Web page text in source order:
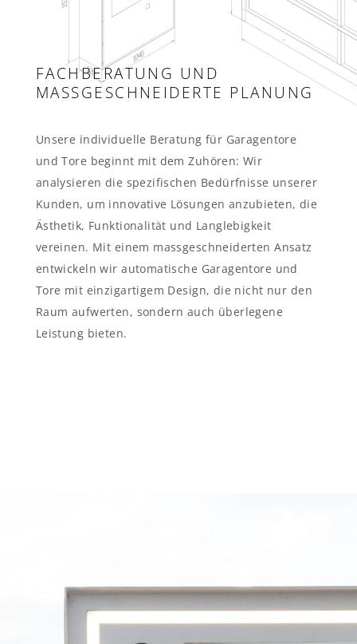
FACHBERATUNG UND
MASSGESCHNEIDERTE PLANUNG
Unsere individuelle Beratung für Garagentore
und Tore beginnt mit dem Zuhören: Wir
analysieren die spezifischen Bedürfnisse unserer
Kunden, um innovative Lösungen anzubieten, die
Ästhetik, Funktionalität und Langlebigkeit
vereinen. Mit einem massgeschneiderten Ansatz
entwickeln wir automatische Garagentore und
Tore mit einzigartigem Design, die nicht nur den
Raum aufwerten, sondern auch überlegene
Leistung bieten.